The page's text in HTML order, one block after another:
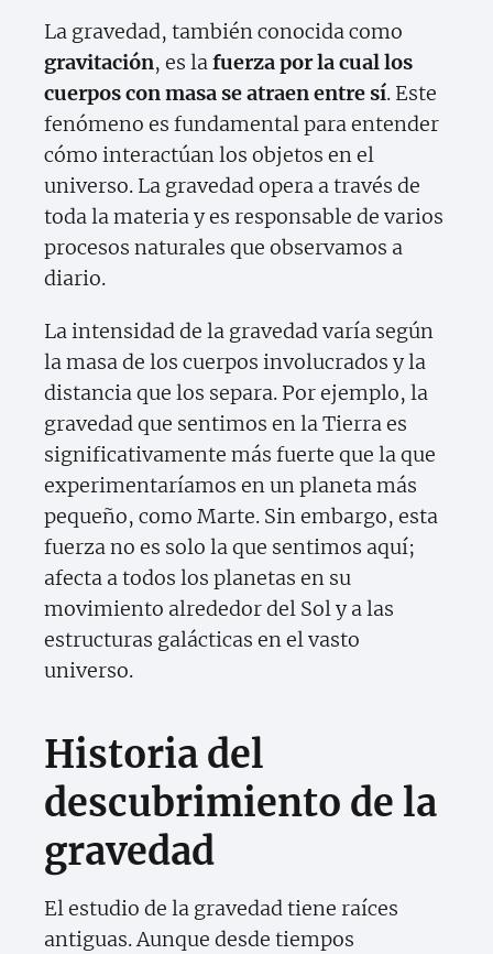
La gravedad, también conocida como
gravitación, es lafuerza por la cual los
cuerpos con masa se atraen entre sí. Este
fenómeno es fundamental para entender
cómo interactúan los objetos en el
universo. La gravedad opera a través de
toda la materia y es responsable de varios
procesos naturales que observamos a
diario.
La intensidad de la gravedad varía según
la masa de los cuerpos involucrados y la
distancia que los separa. Por ejemplo, la
gravedad que sentimos en la Tierra es
significativamente más fuerte que la que
experimentaríamos en un planeta más
pequeño, como Marte. Sin embargo, esta
fuerza no es solo la que sentimos aquí;
afecta a todos los planetas en su
movimiento alrededor del Sol y a las
estructuras galácticas en el vasto
universo.
Historia del
descubrimiento de la
gravedad
El estudio de la gravedad tiene raíces
antiguas. Aunque desde tiempos